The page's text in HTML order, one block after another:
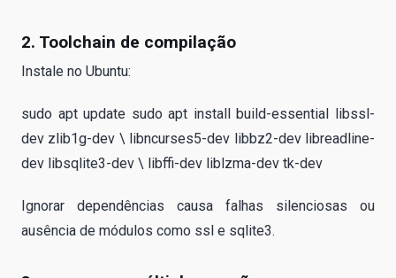
2. Toolchain de compilação
Instale no Ubuntu:
sudo apt update sudo apt install build-essential libssl-
dev zlib1g-dev \ libncurses5-dev libbz2-dev libreadline-
dev libsqlite3-dev \ libffi-dev liblzma-dev tk-dev
Ignorar dependências causa falhas silenciosas ou
ausência de módulos como ssl e sqlite3.